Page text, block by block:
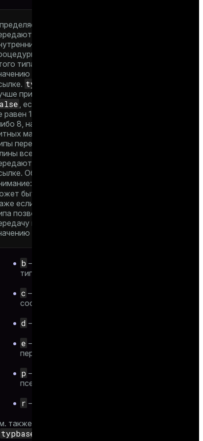
ли
значение
типа по
или по
typbyval
присвоить
, если
равен 1, 2 или 4
8, на 64-
машинах).
переменной
всегда
по
Обратите
быть
если размер
позволяет
по
b — базовый
тип
c —
составной тип
d — домен
e —
перечисление
p —
псевдотип
r — диапазон
также
typbasetype